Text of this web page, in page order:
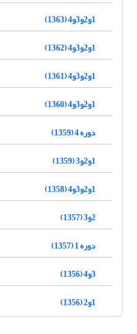
1و2و3و4 (1363)
1و2و3و4 (1362)
1و2و3و4 (1361)
1و2و3و4 (1360)
دوره 4 (1359)
1و2و3 (1359)
1و2و3و4 (1358)
2و3 (1357)
دوره 1 (1357)
3و4 (1356)
1و2 (1356)